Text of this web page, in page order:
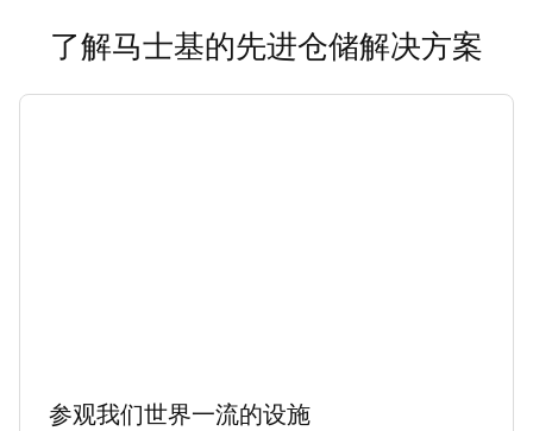
了解马士基的先进仓储解决方案
参观我们世界一流的设施